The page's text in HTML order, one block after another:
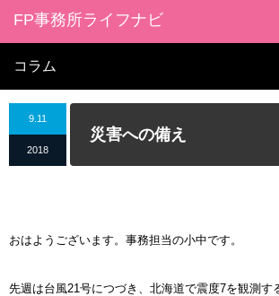
FP事務所ライフナビ
コラム
9.11
2018
災害への備え
おはようございます。事務担当の小中です。
先週は台風21号につづき、北海道で震度7を観測す